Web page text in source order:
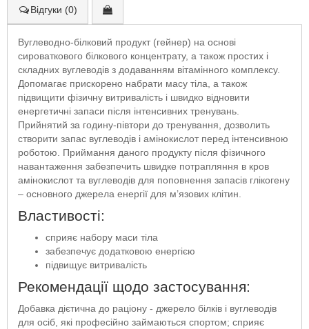
Відгуки (0)
Вуглеводно-білковий продукт (гейнер) на основі
сироваткового білкового концентрату, а також простих і
складних вуглеводів з додаванням вітамінного комплексу.
Допомагає прискорено набрати масу тіла, а також
підвищити фізичну витривалість і швидко відновити
енергетичні запаси після інтенсивних тренувань.
Прийнятий за годину-півтори до тренування, дозволить
створити запас вуглеводів і амінокислот перед інтенсивною
роботою. Приймання даного продукту після фізичного
навантаження забезпечить швидке потрапляння в кров
амінокислот та вуглеводів для поповнення запасів глікогену
– основного джерела енергії для м’язових клітин.
Властивості:
сприяє набору маси тіла
забезпечує додатковою енергією
підвищує витривалість
Рекомендації щодо застосування:
Добавка дієтична до раціону - джерело білків і вуглеводів
для осіб, які професійно займаються спортом; сприяє